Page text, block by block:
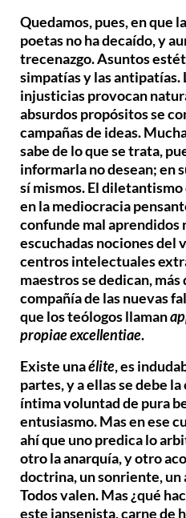
Quedamos, pues, en que
poetas no ha decaído, y
trecenazgo. Asuntos
simpatías y las antipatías.
injusticias provocan
absurdos propósitos se
campañas de ideas.
sabe de lo que se trata,
informarla no desean; en
sí mismos. El
en la mediocracia
confunde mal aprendidos
escuchadas nociones del
centros intelectuales
maestros se dedican, más
compañía de las nuevas
que los teólogos llaman
propiae excellentiae.
Existe unaélite, es
partes, y a ellas se debe
íntima voluntad de pura
entusiasmo. Mas en ese
ahí que uno predica lo
otro la anarquía, y otro
doctrina, un sonriente,
Todos valen. Mas ¿qué
este jansenista, carne de